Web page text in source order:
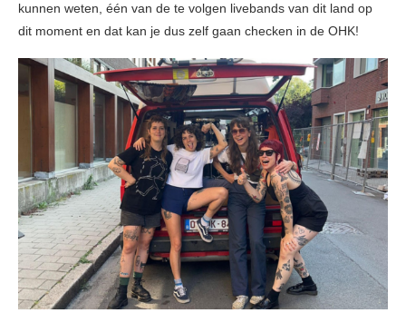
kunnen weten, één van de te volgen livebands van dit land op
dit moment en dat kan je dus zelf gaan checken in de OHK!